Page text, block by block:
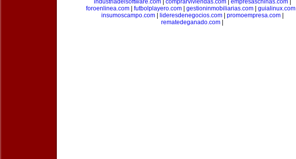
industriadelsoftware.com| comprarviviendas.com| empresaschinas.com|
foroenlinea.com
futbolplayero.com gestioninmobiliarias.com guialinux.com
insumoscampo.com| lideresdenegocios.com| promoempresa.com|
rematedeganado.com